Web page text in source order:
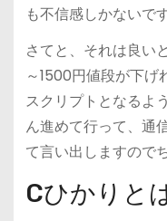
も不信感しかないで
さてと、それは良い
～1500円値段が下
スクリプトとなるよ
ん進めて行って、通
て言い出しますので
Cひかりと